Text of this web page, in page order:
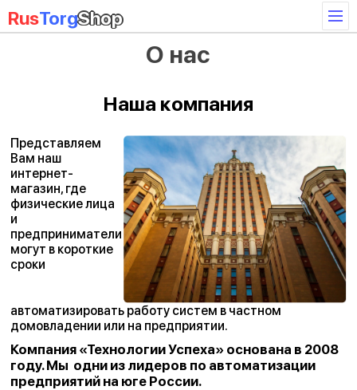
RusTorgShop
О нас
Наша компания
Представляем
Вам наш
интернет-
магазин, где
физические лица
и
предприниматели
могут в короткие
сроки
автоматизировать работу систем в частном
домовладении или на предприятии.
Компания «Технологии Успеха» основана в 2008
году. Мы ­ одни из лидеров по автоматизации
предприятий на юге России.